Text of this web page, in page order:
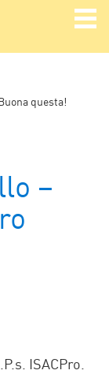
questa!
–
ISACPro.